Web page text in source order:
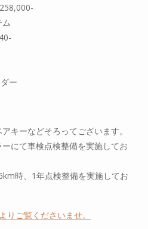
ー
キーなどそろってございます。
にて車検点検整備を実施してお
時、1年点検整備を実施してお
ご覧くださいませ。